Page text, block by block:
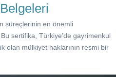
süreçlerinin en önemli
sertifika, Türkiye’de gayrimenkul
olan mülkiyet haklarının resmi bir